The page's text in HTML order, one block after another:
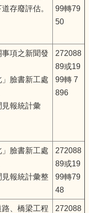
存廢評估。
99轉79
50
項之新聞發
臉書新工處
報統計彙
272088
89或19
99轉 7
896
臉書新工處
報統計彙整
272088
89或19
99轉79
48
、橋梁工程
272088